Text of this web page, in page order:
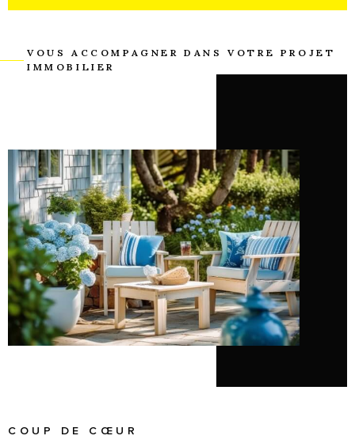
VOUS ACCOMPAGNER DANS VOTRE PROJET
IMMOBILIER
COUP DE CŒUR